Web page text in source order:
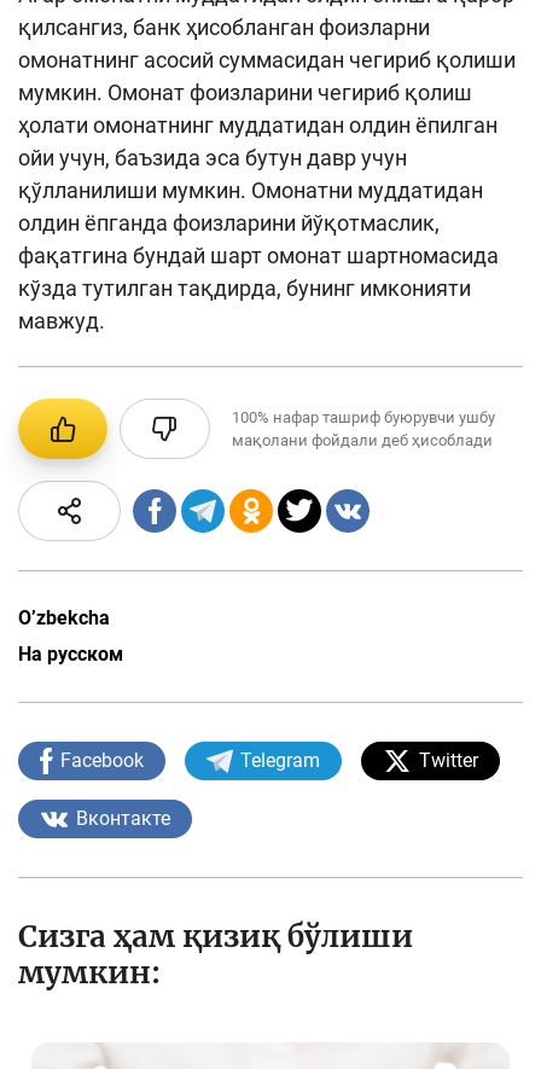
қилсангиз, банк ҳисобланган фоизларни
омонатнинг асосий суммасидан чегириб қолиши
мумкин. Омонат фоизларини чегириб қолиш
ҳолати омонатнинг муддатидан олдин ёпилган
ойи учун, баъзида эса бутун давр учун
қўлланилиши мумкин. Омонатни муддатидан
олдин ёпганда фоизларини йўқотмаслик,
фақатгина бундай шарт омонат шартномасида
кўзда тутилган тақдирда, бунинг имконияти
мавжуд.
100% нафар ташриф буюрувчи ушбу
мақолани фойдали деб ҳисоблади
O’zbekcha
На русском
Facebook Telegram Twitter
Вконтакте
Сизга ҳам қизиқ бўлиши
мумкин: